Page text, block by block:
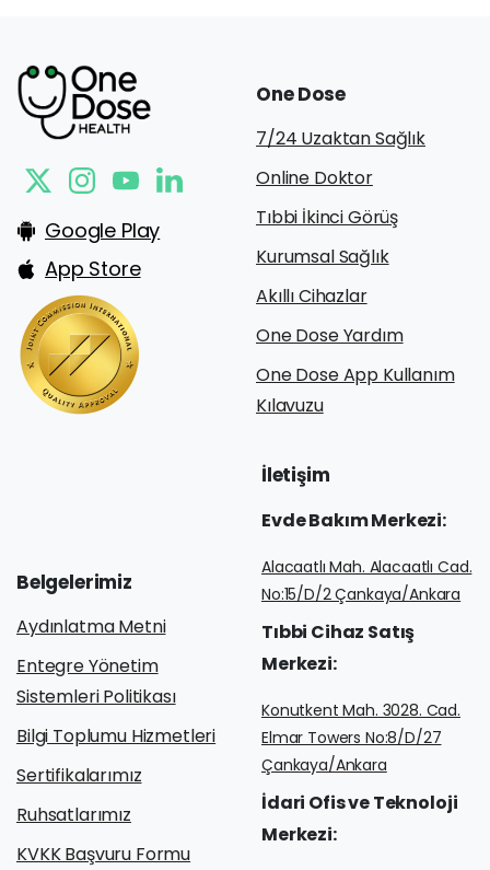
Google Play
App Store
OneDose
7/24 Uzaktan Sağlık
Online Doktor
Tıbbi İkinci Görüş
Kurumsal Sağlık
Akıllı Cihazlar
One Dose Yardım
One Dose App Kullanım
Kılavuzu
Belgelerimiz
Aydınlatma Metni
Entegre Yönetim
Sistemleri Politikası
Bilgi Toplumu Hizmetleri
Sertifikalarımız
Ruhsatlarımız
KVKK Başvuru Formu
İletişim
EvdeBakımMerkezi:
Alacaatlı Mah. Alacaatlı Cad.
No:15/D/2 Çankaya/Ankara
Tıbbi Cihaz Satış
Merkezi:
Konutkent Mah. 3028. Cad.
Elmar Towers No:8/D/27
Çankaya/Ankara
İdari OfisveTeknoloji
Merkezi: